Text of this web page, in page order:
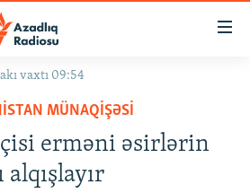
vaxtı 09:54
MÜNAQIŞƏSI
erməni əsirlərin
alqışlayır